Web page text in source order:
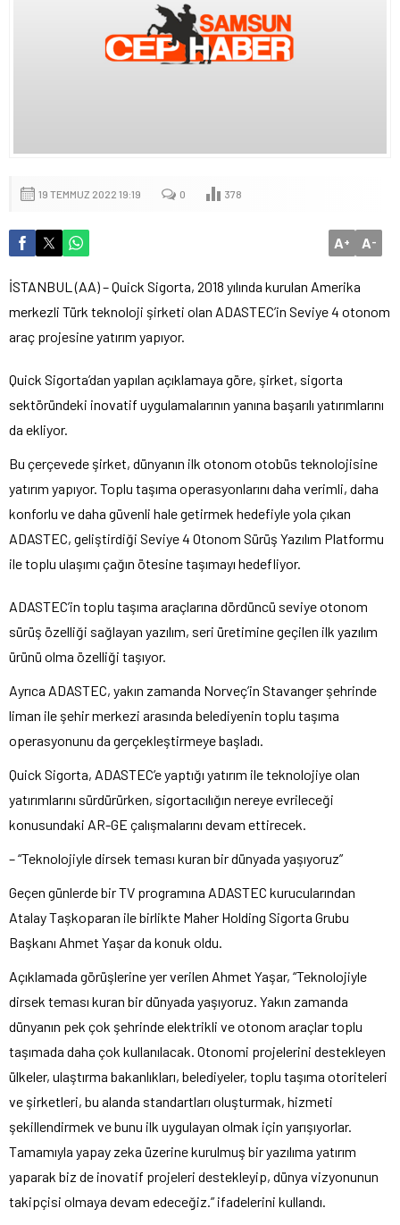
19 TEMMUZ 2022 19:19 0 378
A+ A-
İSTANBUL (AA) – Quick Sigorta, 2018 yılında kurulan Amerika
merkezli Türk teknoloji şirketi olan ADASTEC’in Seviye 4 otonom
araç projesine yatırım yapıyor.
Quick Sigorta’dan yapılan açıklamaya göre, şirket, sigorta
sektöründeki inovatif uygulamalarının yanına başarılı yatırımlarını
da ekliyor.
Bu çerçevede şirket, dünyanın ilk otonom otobüs teknolojisine
yatırım yapıyor. Toplu taşıma operasyonlarını daha verimli, daha
konforlu ve daha güvenli hale getirmek hedefiyle yola çıkan
ADASTEC, geliştirdiği Seviye 4 Otonom Sürüş Yazılım Platformu
ile toplu ulaşımı çağın ötesine taşımayı hedefliyor.
ADASTEC’in toplu taşıma araçlarına dördüncü seviye otonom
sürüş özelliği sağlayan yazılım, seri üretimine geçilen ilk yazılım
ürünü olma özelliği taşıyor.
Ayrıca ADASTEC, yakın zamanda Norveç’in Stavanger şehrinde
liman ile şehir merkezi arasında belediyenin toplu taşıma
operasyonunu da gerçekleştirmeye başladı.
Quick Sigorta, ADASTEC’e yaptığı yatırım ile teknolojiye olan
yatırımlarını sürdürürken, sigortacılığın nereye evrileceği
konusundaki AR-GE çalışmalarını devam ettirecek.
– “Teknolojiyle dirsek teması kuran bir dünyada yaşıyoruz”
Geçen günlerde bir TV programına ADASTEC kurucularından
Atalay Taşkoparan ile birlikte Maher Holding Sigorta Grubu
Başkanı Ahmet Yaşar da konuk oldu.
Açıklamada görüşlerine yer verilen Ahmet Yaşar, “Teknolojiyle
dirsek teması kuran bir dünyada yaşıyoruz. Yakın zamanda
dünyanın pek çok şehrinde elektrikli ve otonom araçlar toplu
taşımada daha çok kullanılacak. Otonomi projelerini destekleyen
ülkeler, ulaştırma bakanlıkları, belediyeler, toplu taşıma otoriteleri
ve şirketleri, bu alanda standartları oluşturmak, hizmeti
şekillendirmek ve bunu ilk uygulayan olmak için yarışıyorlar.
Tamamıyla yapay zeka üzerine kurulmuş bir yazılıma yatırım
yaparak biz de inovatif projeleri destekleyip, dünya vizyonunun
takipçisi olmaya devam edeceğiz.” ifadelerini kullandı.